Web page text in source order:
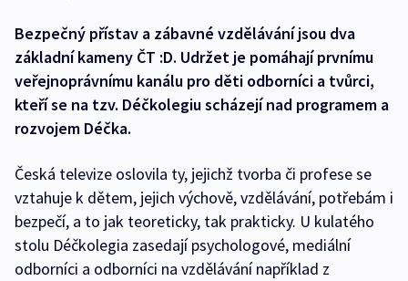
Bezpečný přístav a zábavné vzdělávání jsou dva
základní kameny ČT :D. Udržet je pomáhají prvnímu
veřejnoprávnímu kanálu pro děti odborníci a tvůrci,
kteří se na tzv. Déčkolegiu scházejí nad programem a
rozvojem Déčka.
Česká televize oslovila ty, jejichž tvorba či profese se
vztahuje k dětem, jejich výchově, vzdělávání, potřebám i
bezpečí, a to jak teoreticky, tak prakticky. U kulatého
stolu Déčkolegia zasedají psychologové, mediální
odborníci a odborníci na vzdělávání například z